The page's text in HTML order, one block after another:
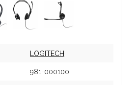
LOGITECH
981-000100